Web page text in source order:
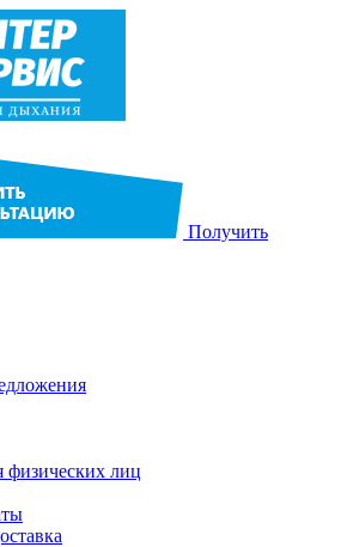
Получить
физических лиц